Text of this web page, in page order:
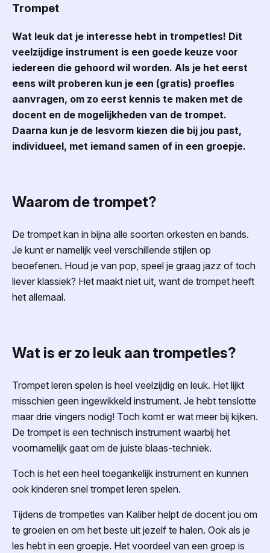
Trompet
Wat leuk dat je interesse hebt in trompetles! Dit
veelzijdige instrument is een goede keuze voor
iedereen die gehoord wil worden. Als je het eerst
eens wilt proberen kun je een (gratis) proefles
aanvragen, om zo eerst kennis te maken met de
docent en de mogelijkheden van de trompet.
Daarna kun je de lesvorm kiezen die bij jou past,
individueel, met iemand samen of in een groepje.
Waarom de trompet?
De trompet kan in bijna alle soorten orkesten en bands.
Je kunt er namelijk veel verschillende stijlen op
beoefenen. Houd je van pop, speel je graag jazz of toch
liever klassiek? Het maakt niet uit, want de trompet heeft
het allemaal.
Wat is er zo leuk aan trompetles?
Trompet leren spelen is heel veelzijdig en leuk. Het lijkt
misschien geen ingewikkeld instrument. Je hebt tenslotte
maar drie vingers nodig! Toch komt er wat meer bij kijken.
De trompet is een technisch instrument waarbij het
voornamelijk gaat om de juiste blaas-techniek.
Toch is het een heel toegankelijk instrument en kunnen
ook kinderen snel trompet leren spelen.
Tijdens de trompetles van Kaliber helpt de docent jou om
te groeien en om het beste uit jezelf te halen. Ook als je
les hebt in een groepje. Het voordeel van een groep is